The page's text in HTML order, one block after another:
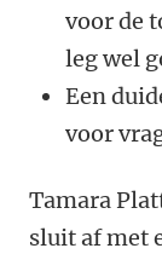
voor de
leg wel
Een
voor
Tamara
sluit af met